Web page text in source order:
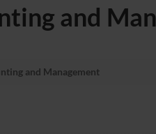
and
and Management